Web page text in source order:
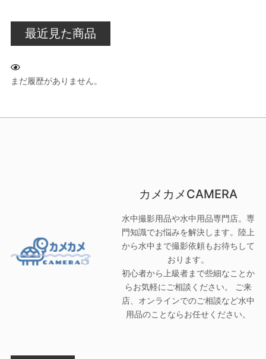
最近見た商品
まだ履歴がありません。
カメカメCAMERA
水中撮影用品や水中用品専門店。専
門知識でお悩みを解決します。陸上
から水中まで撮影依頼もお待ちして
おります。
初心者から上級者まで些細なことか
らお気軽にご相談ください。 ご来
店、オンラインでのご相談など水中
用品のことならお任せください。